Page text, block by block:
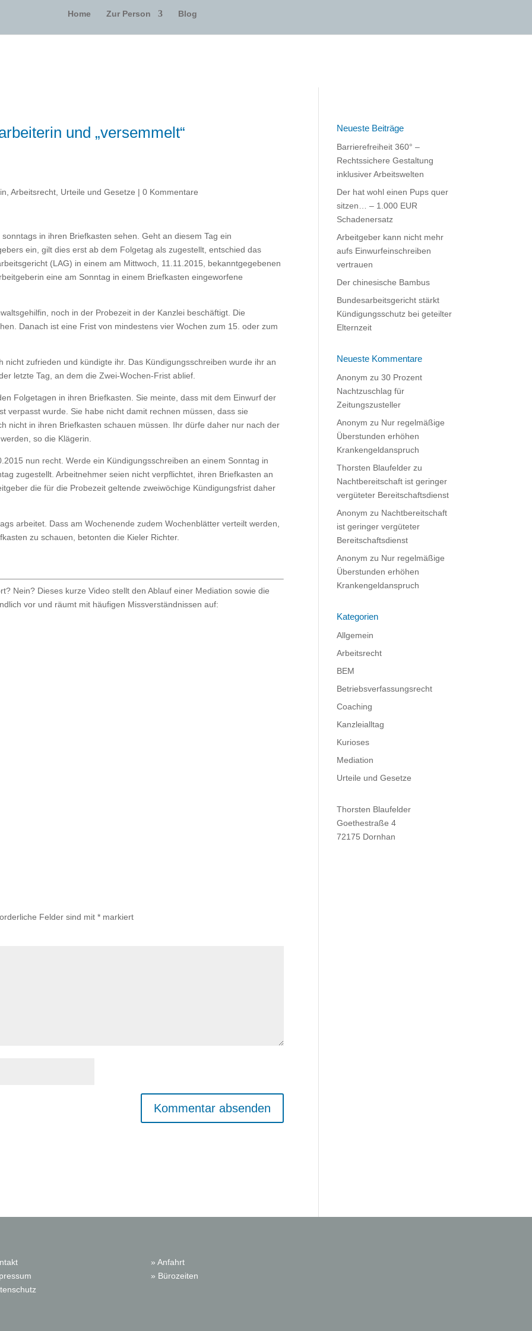
Home Zur Person Blog
und „versemmelt“
,Arbeitsrecht Urteile und Gesetze |0 Kommentare
in ihren Briefkasten sehen. Geht an diesem Tag ein
ein, gilt dies erst ab dem Folgetag als zugestellt, entschied das
(LAG) in einem am Mittwoch, 11.11.2015, bekanntgegebenen
eine am Sonntag in einem Briefkasten eingeworfene
noch in der Probezeit in der Kanzlei beschäftigt. Die
Danach ist eine Frist von mindestens vier Wochen zum 15. oder zum
zufrieden und kündigte ihr. Das Kündigungsschreiben wurde ihr an
letzte Tag, an dem die Zwei-Wochen-Frist ablief.
Folgetagen in ihren Briefkasten. Sie meinte, dass mit dem Einwurf der
verpasst wurde. Sie habe nicht damit rechnen müssen, dass sie
nicht in ihren Briefkasten schauen müssen. Ihr dürfe daher nur nach der
so die Klägerin.
nun recht. Werde ein Kündigungsschreiben an einem Sonntag in
zugestellt. Arbeitnehmer seien nicht verpflichtet, ihren Briefkasten an
die für die Probezeit geltende zweiwöchige Kündigungsfrist daher
arbeitet. Dass am Wochenende zudem Wochenblätter verteilt werden,
zu schauen, betonten die Kieler Richter.
Nein? Dieses kurze Video stellt den Ablauf einer Mediation sowie die
vor und räumt mit häufigen Missverständnissen auf:
Felder sind mit* markiert
Neueste Beiträge
Barrierefreiheit 360° –
Rechtssichere Gestaltung
inklusiver Arbeitswelten
Der hat wohl einen Pups quer
sitzen… – 1.000 EUR
Schadenersatz
Arbeitgeber kann nicht mehr
aufs Einwurfeinschreiben
vertrauen
Der chinesische Bambus
Bundesarbeitsgericht stärkt
Kündigungsschutz bei geteilter
Elternzeit
Neueste Kommentare
Anonym zu30 Prozent
Nachtzuschlag für
Zeitungszusteller
Anonym zu Nur regelmäßige
Überstunden erhöhen
Krankengeldanspruch
Thorsten Blaufelder zu
Nachtbereitschaft ist geringer
vergüteter Bereitschaftsdienst
Anonym zu Nachtbereitschaft
ist geringer vergüteter
Bereitschaftsdienst
Anonym zu Nur regelmäßige
Überstunden erhöhen
Krankengeldanspruch
Kategorien
Allgemein
Arbeitsrecht
BEM
Betriebsverfassungsrecht
Coaching
Kanzleialltag
Kurioses
Mediation
Urteile und Gesetze
Thorsten Blaufelder
Goethestraße 4
72175 Dornhan
» Anfahrt
» Bürozeiten